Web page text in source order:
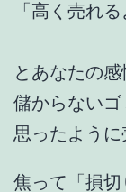
「高く売れ
とあなたの
儲からないゴ
思ったように
焦って「損切